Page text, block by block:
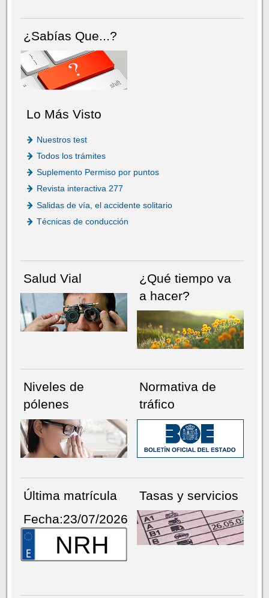
¿Sabías Que...?
Lo Más Visto
Nuestros test
Todos los trámites
Suplemento Permiso por puntos
Revista interactiva 277
Salidas de vía, el accidente solitario
Técnicas de conducción
Salud Vial
¿Qué tiempo va
a hacer?
Niveles de
pólenes
Normativa de
tráfico
Última matrícula
Fecha:23/07/2026
NRH
Tasas y servicios